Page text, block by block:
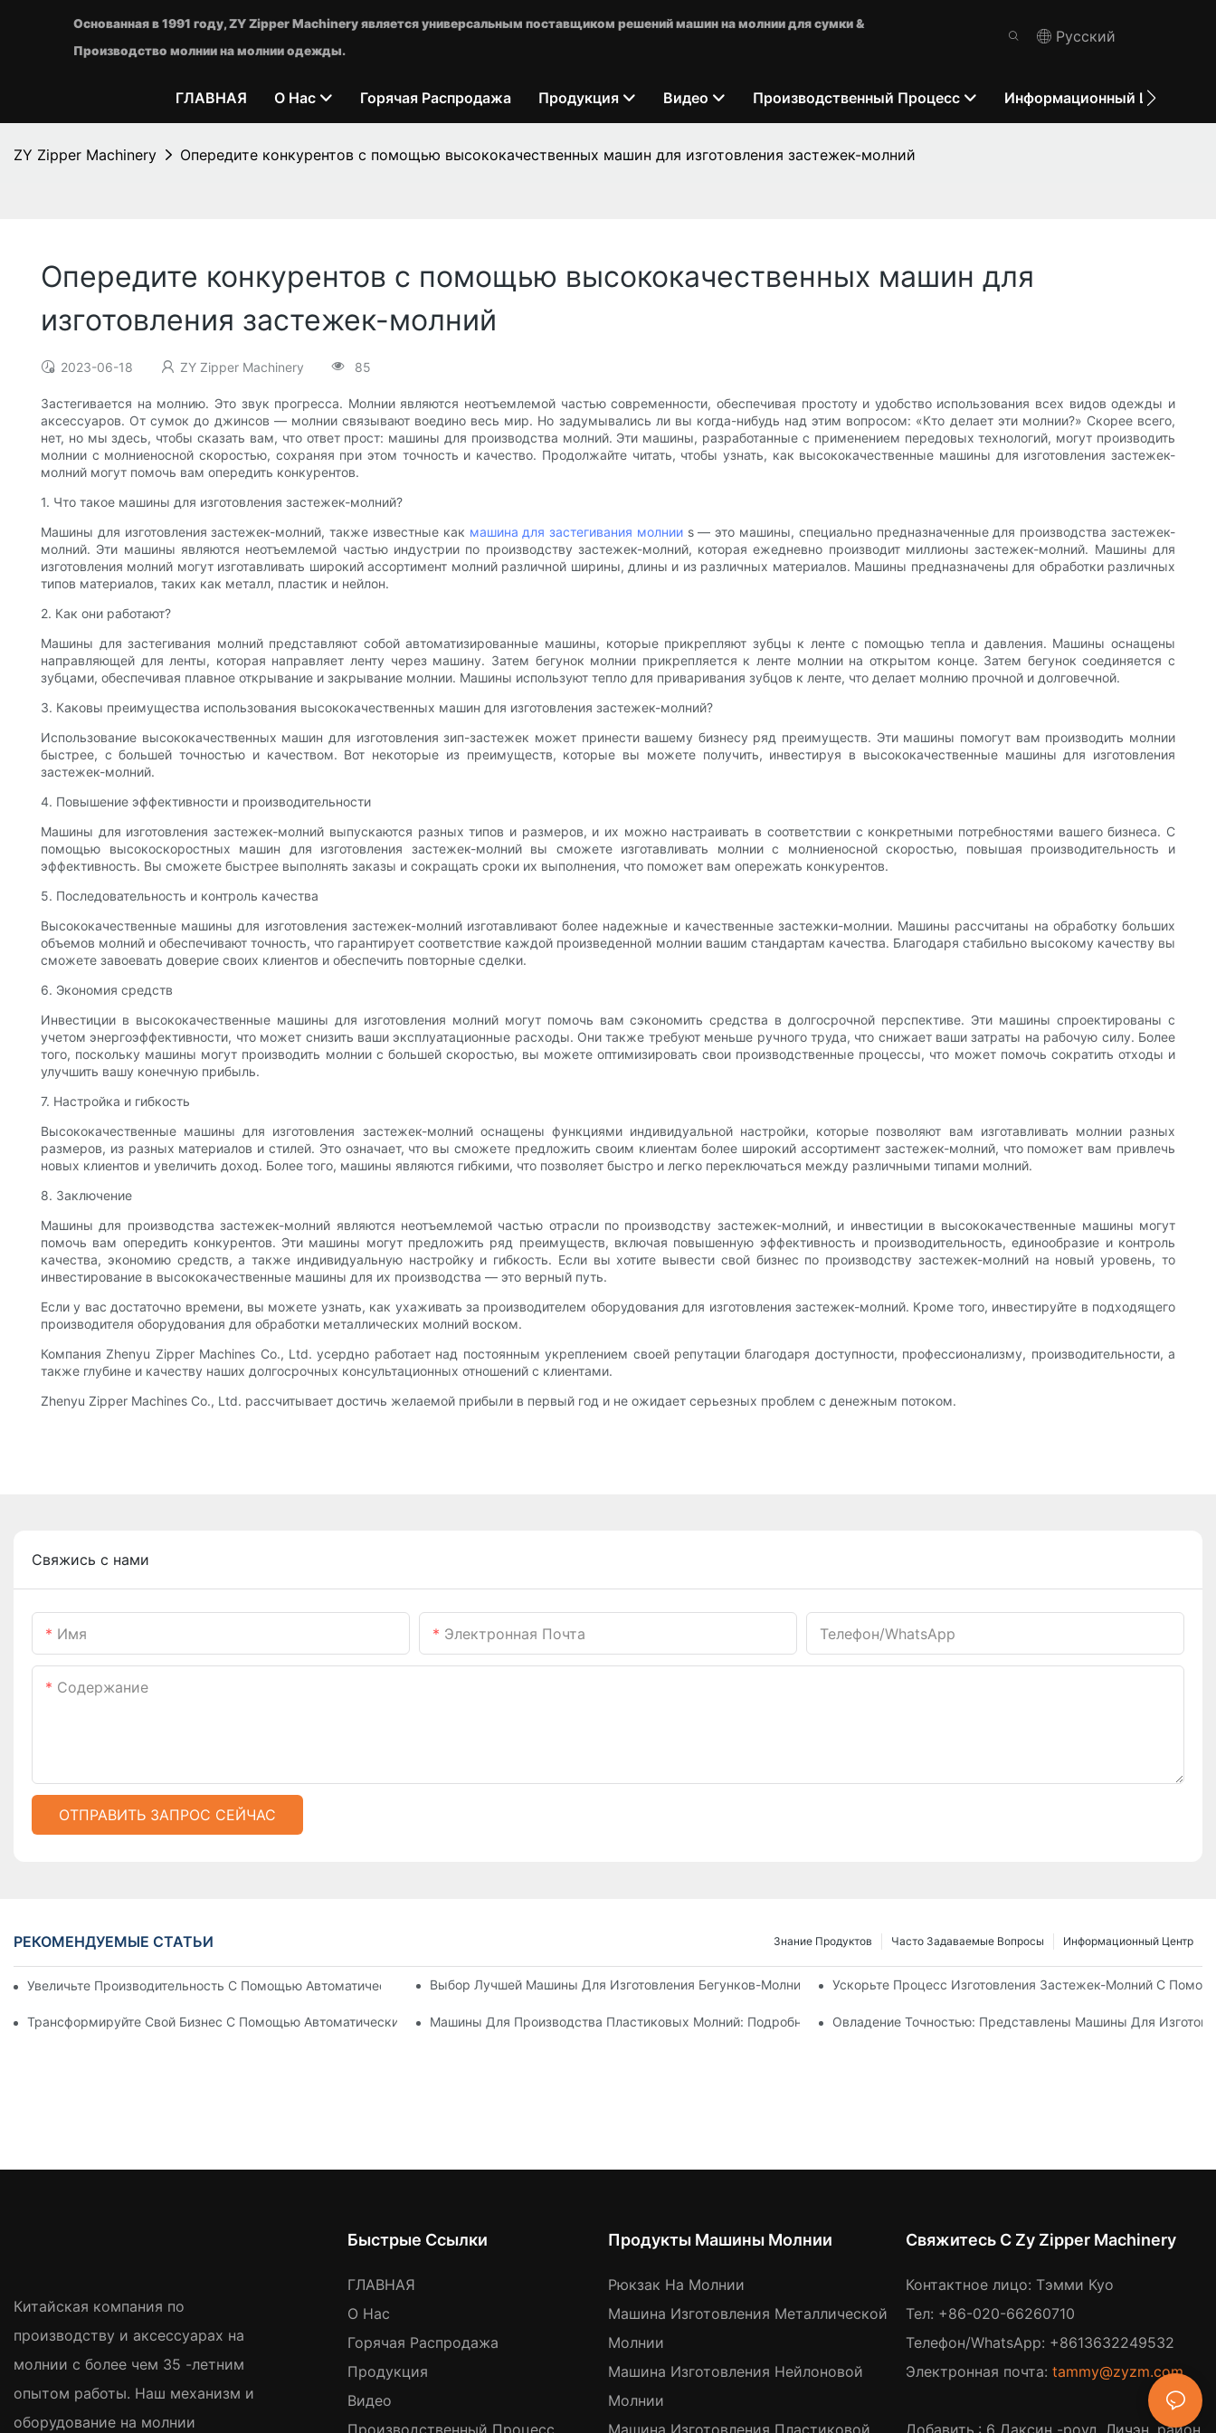
Основанная в 1991 году, ZY Zipper Machinery является универсальным поставщиком решений машин на молнии для сумки &
Производство молнии на молнии одежды.
Pусский
ГЛАВНАЯ О Нас Горячая Распродажа Продукция Видео Производственный Процесс Информационный Центр
ZY Zipper Machinery Опередите конкурентов с помощью высококачественных машин для изготовления застежек-молний
Опередите конкурентов с помощью высококачественных машин для
изготовления застежек-молний
2023-06-18 ZY Zipper Machinery 85
Застегивается на молнию. Это звук прогресса. Молнии являются неотъемлемой частью современности, обеспечивая простоту и удобство использования всех видов одежды и
аксессуаров. От сумок до джинсов — молнии связывают воедино весь мир. Но задумывались ли вы когда-нибудь над этим вопросом: «Кто делает эти молнии?» Скорее всего,
нет, но мы здесь, чтобы сказать вам, что ответ прост: машины для производства молний. Эти машины, разработанные с применением передовых технологий, могут производить
молнии с молниеносной скоростью, сохраняя при этом точность и качество. Продолжайте читать, чтобы узнать, как высококачественные машины для изготовления застежек-
молний могут помочь вам опередить конкурентов.
1. Что такое машины для изготовления застежек-молний?
Машины для изготовления застежек-молний, также известные как машина для застегивания молнии s — это машины, специально предназначенные для производства застежек-
молний. Эти машины являются неотъемлемой частью индустрии по производству застежек-молний, которая ежедневно производит миллионы застежек-молний. Машины для
изготовления молний могут изготавливать широкий ассортимент молний различной ширины, длины и из различных материалов. Машины предназначены для обработки различных
типов материалов, таких как металл, пластик и нейлон.
2. Как они работают?
Машины для застегивания молний представляют собой автоматизированные машины, которые прикрепляют зубцы к ленте с помощью тепла и давления. Машины оснащены
направляющей для ленты, которая направляет ленту через машину. Затем бегунок молнии прикрепляется к ленте молнии на открытом конце. Затем бегунок соединяется с
зубцами, обеспечивая плавное открывание и закрывание молнии. Машины используют тепло для приваривания зубцов к ленте, что делает молнию прочной и долговечной.
3. Каковы преимущества использования высококачественных машин для изготовления застежек-молний?
Использование высококачественных машин для изготовления зип-застежек может принести вашему бизнесу ряд преимуществ. Эти машины помогут вам производить молнии
быстрее, с большей точностью и качеством. Вот некоторые из преимуществ, которые вы можете получить, инвестируя в высококачественные машины для изготовления
застежек-молний.
4. Повышение эффективности и производительности
Машины для изготовления застежек-молний выпускаются разных типов и размеров, и их можно настраивать в соответствии с конкретными потребностями вашего бизнеса. С
помощью высокоскоростных машин для изготовления застежек-молний вы сможете изготавливать молнии с молниеносной скоростью, повышая производительность и
эффективность. Вы сможете быстрее выполнять заказы и сокращать сроки их выполнения, что поможет вам опережать конкурентов.
5. Последовательность и контроль качества
Высококачественные машины для изготовления застежек-молний изготавливают более надежные и качественные застежки-молнии. Машины рассчитаны на обработку больших
объемов молний и обеспечивают точность, что гарантирует соответствие каждой произведенной молнии вашим стандартам качества. Благодаря стабильно высокому качеству вы
сможете завоевать доверие своих клиентов и обеспечить повторные сделки.
6. Экономия средств
Инвестиции в высококачественные машины для изготовления молний могут помочь вам сэкономить средства в долгосрочной перспективе. Эти машины спроектированы с
учетом энергоэффективности, что может снизить ваши эксплуатационные расходы. Они также требуют меньше ручного труда, что снижает ваши затраты на рабочую силу. Более
того, поскольку машины могут производить молнии с большей скоростью, вы можете оптимизировать свои производственные процессы, что может помочь сократить отходы и
улучшить вашу конечную прибыль.
7. Настройка и гибкость
Высококачественные машины для изготовления застежек-молний оснащены функциями индивидуальной настройки, которые позволяют вам изготавливать молнии разных
размеров, из разных материалов и стилей. Это означает, что вы сможете предложить своим клиентам более широкий ассортимент застежек-молний, что поможет вам привлечь
новых клиентов и увеличить доход. Более того, машины являются гибкими, что позволяет быстро и легко переключаться между различными типами молний.
8. Заключение
Машины для производства застежек-молний являются неотъемлемой частью отрасли по производству застежек-молний, и инвестиции в высококачественные машины могут
помочь вам опередить конкурентов. Эти машины могут предложить ряд преимуществ, включая повышенную эффективность и производительность, единообразие и контроль
качества, экономию средств, а также индивидуальную настройку и гибкость. Если вы хотите вывести свой бизнес по производству застежек-молний на новый уровень, то
инвестирование в высококачественные машины для их производства — это верный путь.
Если у вас достаточно времени, вы можете узнать, как ухаживать за производителем оборудования для изготовления застежек-молний. Кроме того, инвестируйте в подходящего
производителя оборудования для обработки металлических молний воском.
Компания Zhenyu Zipper Machines Co., Ltd. усердно работает над постоянным укреплением своей репутации благодаря доступности, профессионализму, производительности, а
также глубине и качеству наших долгосрочных консультационных отношений с клиентами.
Zhenyu Zipper Machines Co., Ltd. рассчитывает достичь желаемой прибыли в первый год и не ожидает серьезных проблем с денежным потоком.
Свяжись с нами
Имя Электронная Почта Телефон/WhatsApp
Содержание
ОТПРАВИТЬ ЗАПРОС СЕЙЧАС
РЕКОМЕНДУЕМЫЕ СТАТЬИ Информационный Центр
Часто Задаваемые Вопросы
Знание Продуктов
Увеличьте Производительность С Помощью Автоматических Машин Для Изготовления Бегунков Застежек-Молний
Выбор Лучшей Машины Для Изготовления Бегунков-Молний Для Нужд Вашего БизнесаУскорьте Процесс Изготовления Застежек-Молний С
Трансформируйте Свой Бизнес С Помощью Автоматических Машин Для Изготовления Бегунков Застежек-Молний
Машины Для Производства Пластиковых Молний: Подробное Руководство По Производству
Овладение Точностью: Представлены Машины Для
Китайская компания по
производству и аксессуарах на
молнии с более чем 35 -летним
опытом работы. Наш механизм и
оборудование на молнии
Быстрые Ссылки
ГЛАВНАЯ
О Нас
Горячая Распродажа
Продукция
Видео
Производственный Процесс
Продукты Машины Молнии
Рюкзак На Молнии
Машина Изготовления Металлической
Молнии
Машина Изготовления Нейлоновой
Молнии
Машина Изготовления Пластиковой
Свяжитесь С Zy Zipper Machinery
Контактное лицо: Тэмми Куо
Тел: +86-020-66260710
Телефон/WhatsApp: +8613632249532
Электронная почта: tammy@zyzm.com
Добавить.: 6 Даксин -роуд, Личэн, район